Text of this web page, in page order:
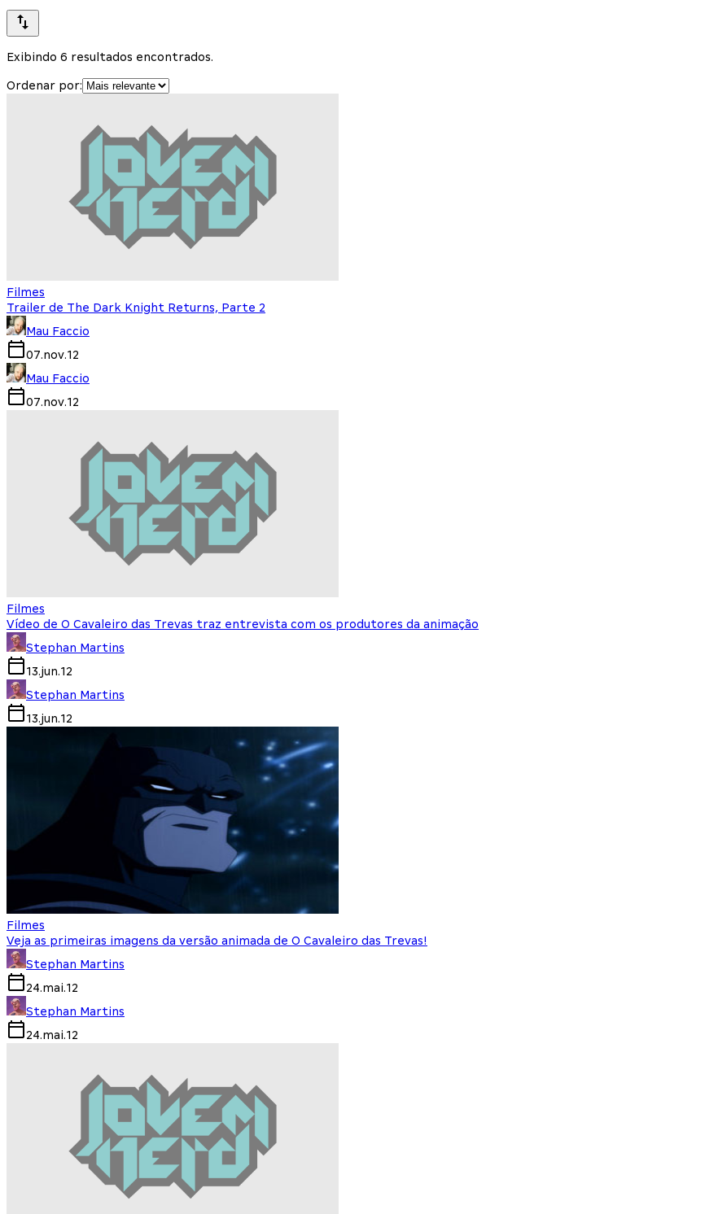
Exibindo 6 resultados encontrados.
Ordenar por:
Filmes
Trailer de The Dark Knight Returns, Parte 2
Mau Faccio
07.nov.12
Mau Faccio
07.nov.12
Filmes
Vídeo de O Cavaleiro das Trevas traz entrevista com os produtores da animação
Stephan Martins
13.jun.12
Stephan Martins
13.jun.12
Filmes
Veja as primeiras imagens da versão animada de O Cavaleiro das Trevas!
Stephan Martins
24.mai.12
Stephan Martins
24.mai.12